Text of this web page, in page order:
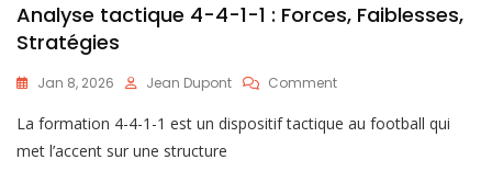
Analyse tactique 4-4-1-1 : Forces, Faiblesses,
Stratégies
Jan 8, 2026 Jean Dupont CommentOn
Tactique
La formation 4-4-1-1 est un dispositif tactique au football qui
met l’accent sur une structure